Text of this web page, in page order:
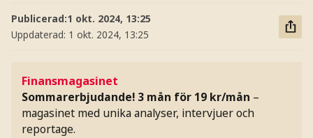
Publicerad:1 okt. 2024, 13:25
Uppdaterad: 1 okt. 2024, 13:25
Finansmagasinet
Sommarerbjudande! 3 mån för 19 kr/mån –
magasinet med unika analyser, intervjuer och
reportage.